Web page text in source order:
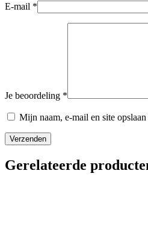
E-mail *
Je beoordeling *
Mijn naam, e-mail en site
Verzenden
Gerelateerde